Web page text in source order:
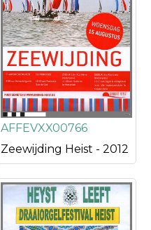
AFFEVXX00766
Zeewijding Heist - 2012